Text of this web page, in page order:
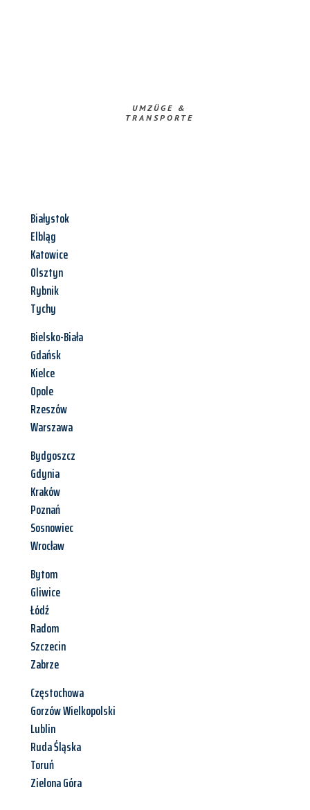
UMZÜGE &
TRANSPORTE
Białystok
Elbląg
Katowice
Olsztyn
Rybnik
Tychy
Bielsko-Biała
Gdańsk
Kielce
Opole
Rzeszów
Warszawa
Bydgoszcz
Gdynia
Kraków
Poznań
Sosnowiec
Wrocław
Bytom
Gliwice
Łódź
Radom
Szczecin
Zabrze
Częstochowa
Gorzów Wielkopolski
Lublin
Ruda Śląska
Toruń
Zielona Góra